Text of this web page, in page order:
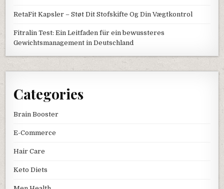
RetaFit Kapsler – Støt Dit Stofskifte Og Din Vægtkontrol
Fitralin Test: Ein Leitfaden für ein bewussteres
Gewichtsmanagement in Deutschland
Categories
Brain Booster
E-Commerce
Hair Care
Keto Diets